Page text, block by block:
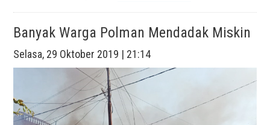
Banyak Warga Polman Mendadak Miskin
Selasa, 29 Oktober 2019 | 21:14